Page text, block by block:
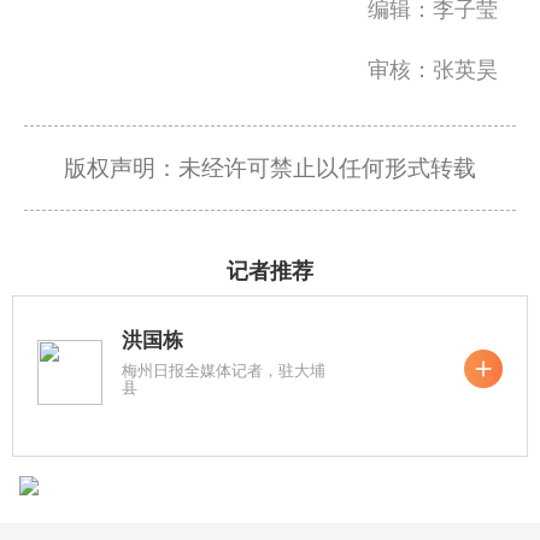
编辑：李子莹
审核：张英昊
版权声明：未经许可禁止以任何形式转载
记者推荐
洪国栋
梅州日报全媒体记者，驻大埔
县